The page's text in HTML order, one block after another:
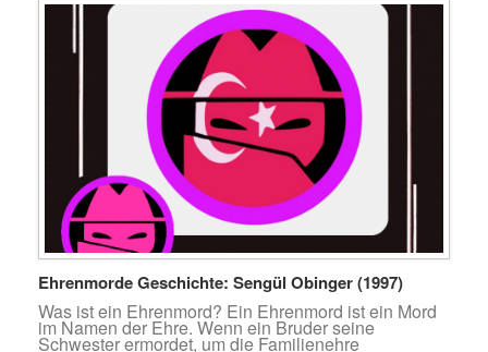
Ehrenmorde Geschichte: Sengül Obinger (1997)
Was ist ein Ehrenmord? Ein Ehrenmord ist ein Mord
im Namen der Ehre. Wenn ein Bruder seine
Schwester ermordet, um die Familienehre